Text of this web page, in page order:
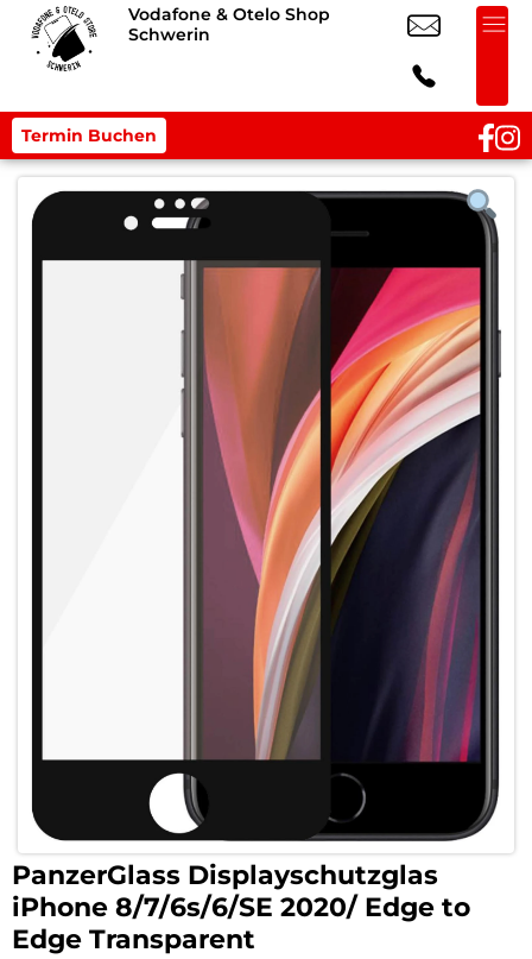
Vodafone & Otelo Shop
Schwerin
Termin Buchen
PanzerGlass Displayschutzglas
iPhone 8/7/6s/6/SE 2020/ Edge to
Edge Transparent